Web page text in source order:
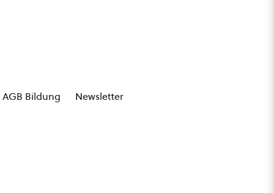
AGB Bildung Newsletter